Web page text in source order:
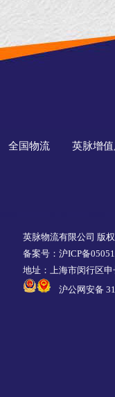
全国物流 英脉增
英脉物流有限公司 版
备案号：沪ICP备
地址：上海市闵行区
沪公网安备